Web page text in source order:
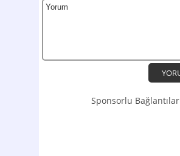
Sponsorlu Bağlantılar